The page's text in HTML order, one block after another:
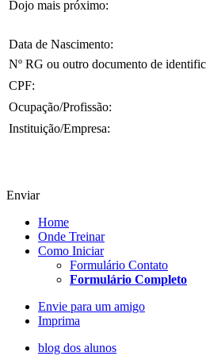
Dojo mais próximo:
Data de Nascimento:
Nº RG ou outro documento de
CPF:
Ocupação/Profissão:
Instituição/Empresa:
Enviar
Home
Onde Treinar
Como Iniciar
Formulário Contato
Formulário Completo
Envie para um amigo
Imprima
blog dos alunos